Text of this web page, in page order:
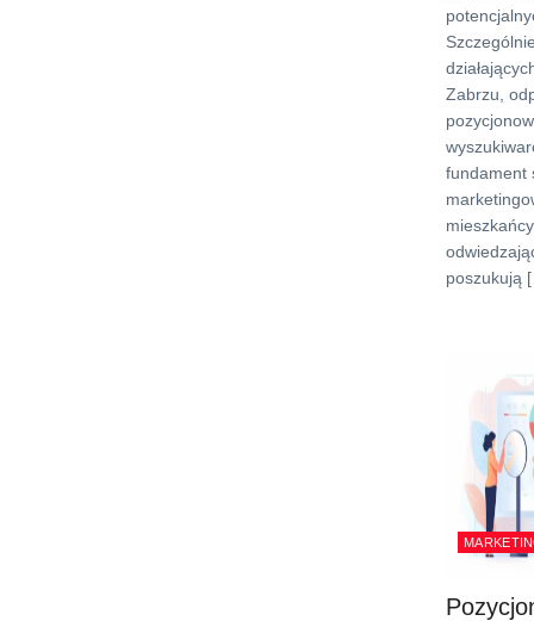
Zabrzu,
fundament
poszukują